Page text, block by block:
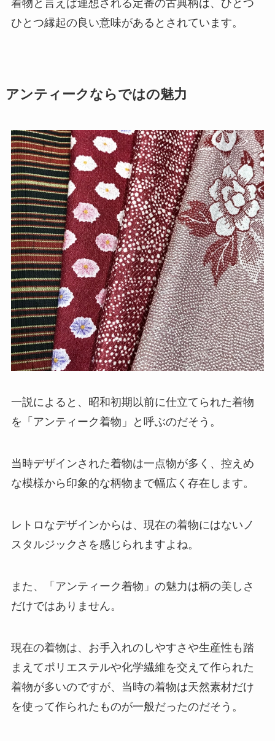
着物と言えば連想される定番の古典柄は、ひとつ
ひとつ縁起の良い意味があるとされています。
アンティークならではの魅力
一説によると、昭和初期以前に仕立てられた着物
を「アンティーク着物」と呼ぶのだそう。
当時デザインされた着物は一点物が多く、控えめ
な模様から印象的な柄物まで幅広く存在します。
レトロなデザインからは、現在の着物にはないノ
スタルジックさを感じられますよね。
また、「アンティーク着物」の魅力は柄の美しさ
だけではありません。
現在の着物は、お手入れのしやすさや生産性も踏
まえてポリエステルや化学繊維を交えて作られた
着物が多いのですが、当時の着物は天然素材だけ
を使って作られたものが一般だったのだそう。